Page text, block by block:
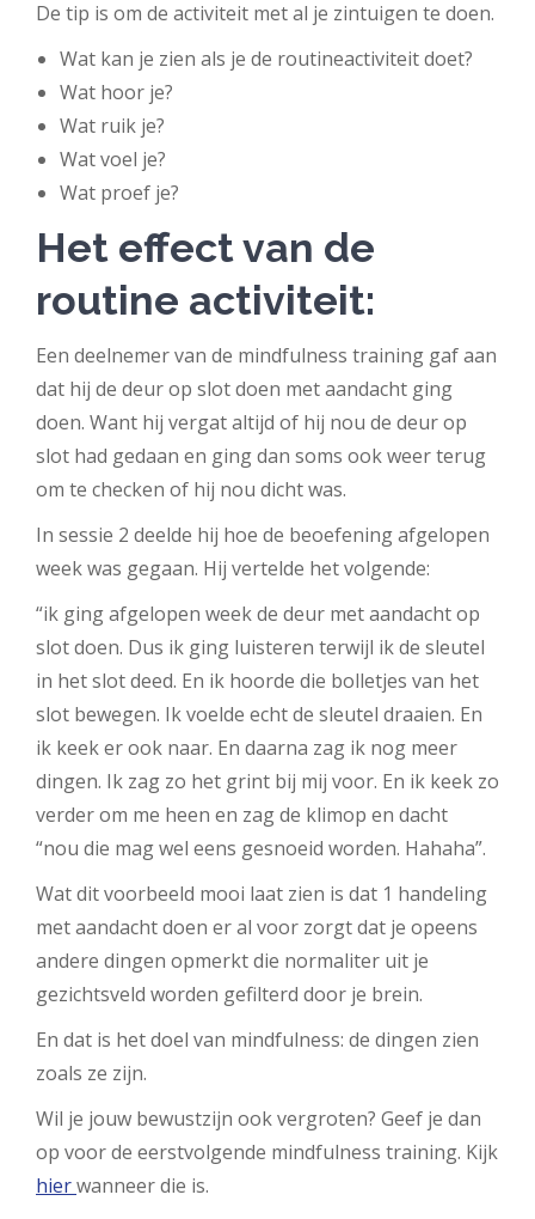
De tip is om de activiteit met al je zintuigen te doen.
Wat kan je zien als je de routineactiviteit doet?
Wat hoor je?
Wat ruik je?
Wat voel je?
Wat proef je?
Het effect van de
routine activiteit:
Een deelnemer van de mindfulness training gaf aan
dat hij de deur op slot doen met aandacht ging
doen. Want hij vergat altijd of hij nou de deur op
slot had gedaan en ging dan soms ook weer terug
om te checken of hij nou dicht was.
In sessie 2 deelde hij hoe de beoefening afgelopen
week was gegaan. Hij vertelde het volgende:
“ik ging afgelopen week de deur met aandacht op
slot doen. Dus ik ging luisteren terwijl ik de sleutel
in het slot deed. En ik hoorde die bolletjes van het
slot bewegen. Ik voelde echt de sleutel draaien. En
ik keek er ook naar. En daarna zag ik nog meer
dingen. Ik zag zo het grint bij mij voor. En ik keek zo
verder om me heen en zag de klimop en dacht
“nou die mag wel eens gesnoeid worden. Hahaha”.
Wat dit voorbeeld mooi laat zien is dat 1 handeling
met aandacht doen er al voor zorgt dat je opeens
andere dingen opmerkt die normaliter uit je
gezichtsveld worden gefilterd door je brein.
En dat is het doel van mindfulness: de dingen zien
zoals ze zijn.
Wil je jouw bewustzijn ook vergroten? Geef je dan
op voor de eerstvolgende mindfulness training. Kijk
hierwanneer die is.